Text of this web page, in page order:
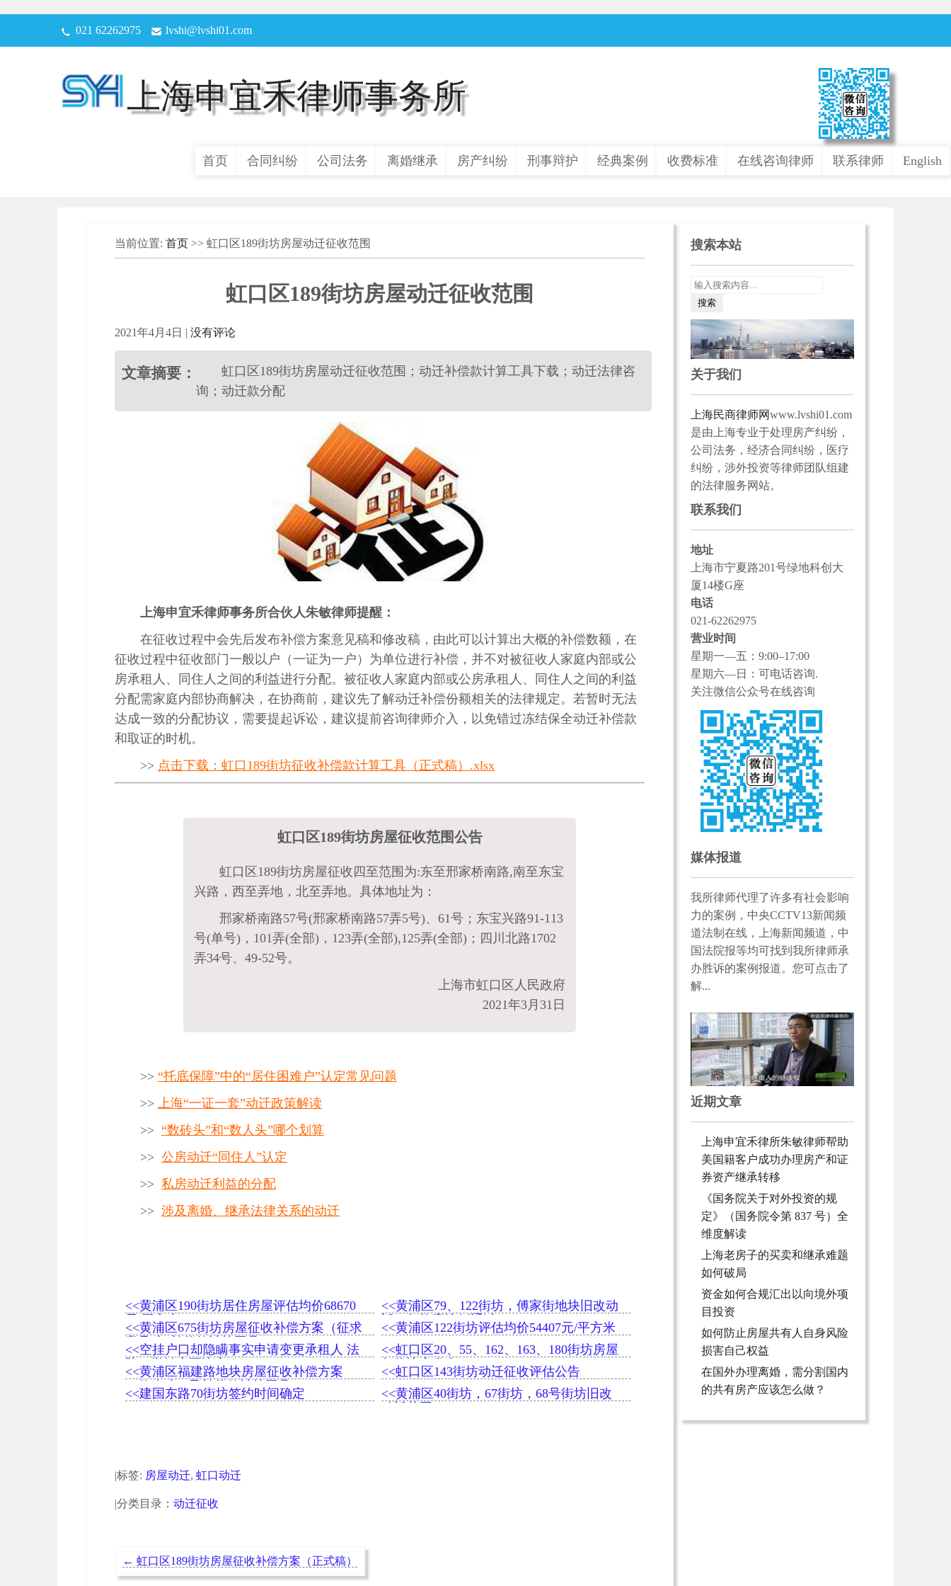
021 62262975 lvshi@lvshi01.com
上海申宜禾律师事务所
首页 合同纠纷 公司法务 离婚继承 房产纠纷 刑事辩护 经典案例 收费标准 在线咨询律师 联系律师 English
当前位置: 首页 >> 虹口区189街坊房屋动迁征收范围
虹口区189街坊房屋动迁征收范围
2021年4月4日 | 没有评论
文章摘要：
虹口区189街坊房屋动迁征收范围；动迁补偿款计算工具下载；动迁法律咨
询；动迁款分配
上海申宜禾律师事务所合伙人朱敏律师提醒：
在征收过程中会先后发布补偿方案意见稿和修改稿，由此可以计算出大概的补偿数额，在
征收过程中征收部门一般以户（一证为一户）为单位进行补偿，并不对被征收人家庭内部或公
房承租人、同住人之间的利益进行分配。被征收人家庭内部或公房承租人、同住人之间的利益
分配需家庭内部协商解决，在协商前，建议先了解动迁补偿份额相关的法律规定。若暂时无法
达成一致的分配协议，需要提起诉讼，建议提前咨询律师介入，以免错过冻结保全动迁补偿款
和取证的时机。
>> 点击下载：虹口189街坊征收补偿款计算工具（正式稿）.xlsx
虹口区189街坊房屋征收范围公告
虹口区189街坊房屋征收四至范围为:东至邢家桥南路,南至东宝
兴路，西至弄地，北至弄地。具体地址为：
邢家桥南路57号(邢家桥南路57弄5号)、61号；东宝兴路91-113
号(单号)，101弄(全部)，123弄(全部),125弄(全部)；四川北路1702
弄34号、49-52号。
上海市虹口区人民政府
2021年3月31日
>> “托底保障”中的“居住困难户”认定常见问题
>> 上海“一证一套”动迁政策解读
>> “数砖头”和“数人头”哪个划算
>> 公房动迁“同住人”认定
>> 私房动迁利益的分配
>> 涉及离婚、继承法律关系的动迁
<<黄浦区190街坊居住房屋评估均价68670
元/平方米
<<黄浦区79、122街坊，傅家街地块旧改动
迁一征均高比例通过
<<黄浦区675街坊房屋征收补偿方案（征求
意见稿+补偿款计算工具）
<<黄浦区122街坊评估均价54407元/平方米
<<空挂户口却隐瞒事实申请变更承租人 法
院：撤销变更决定
<<虹口区20、55、162、163、180街坊房屋
征收决定发布
<<黄浦区福建路地块房屋征收补偿方案
（修改稿）及补偿款计算工具
<<虹口区143街坊动迁征收评估公告
<<建国东路70街坊签约时间确定
<<黄浦区40街坊，67街坊，68号街坊旧改
|标签: 房屋动迁, 虹口动迁
|分类目录： 动迁征收
← 虹口区189街坊房屋征收补偿方案（正式稿）
搜索本站
关于我们
上海民商律师网www.lvshi01.com
是由上海专业于处理房产纠纷，
公司法务，经济合同纠纷，医疗
纠纷，涉外投资等律师团队组建
的法律服务网站。
联系我们
地址
上海市宁夏路201号绿地科创大
厦14楼G座
电话
021-62262975
营业时间
星期一—五：9:00–17:00
星期六—日：可电话咨询.
关注微信公众号在线咨询
媒体报道
我所律师代理了许多有社会影响
力的案例，中央CCTV13新闻频
道法制在线，上海新闻频道，中
国法院报等均可找到我所律师承
办胜诉的案例报道。您可点击了
解...
近期文章
上海申宜禾律所朱敏律师帮助
美国籍客户成功办理房产和证
券资产继承转移
《国务院关于对外投资的规
定》（国务院令第 837 号）全
维度解读
上海老房子的买卖和继承难题
如何破局
资金如何合规汇出以向境外项
目投资
如何防止房屋共有人自身风险
损害自己权益
在国外办理离婚，需分割国内
的共有房产应该怎么做？